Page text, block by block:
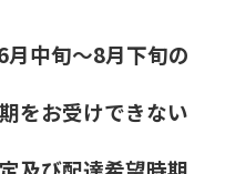
中旬～8月下旬の
をお受けできない